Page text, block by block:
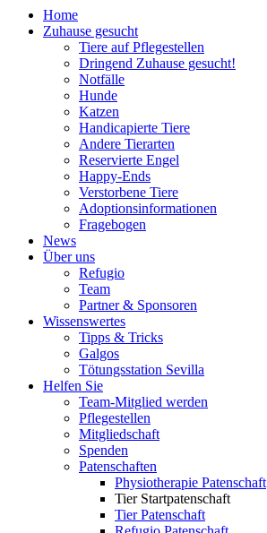
Home
Zuhause gesucht
Tiere auf Pflegestellen
Dringend Zuhause gesucht!
Notfälle
Hunde
Katzen
Handicapierte Tiere
Andere Tierarten
Reservierte Engel
Happy-Ends
Verstorbene Tiere
Adoptionsinformationen
Fragebogen
News
Über uns
Refugio
Team
Partner & Sponsoren
Wissenswertes
Tipps & Tricks
Galgos
Tötungsstation Sevilla
Helfen Sie
Team-Mitglied werden
Pflegestellen
Mitgliedschaft
Spenden
Patenschaften
Physiotherapie Patenschaft
Tier Startpatenschaft
Tier Patenschaft